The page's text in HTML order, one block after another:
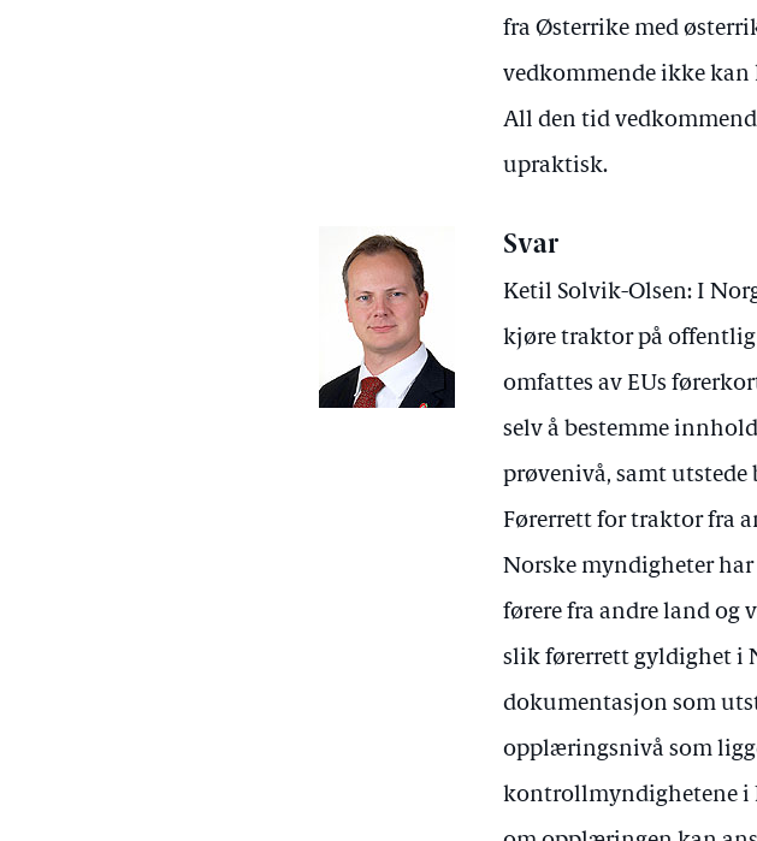
fra Østerrike med
vedkommende ikke
All den tid
upraktisk.
Svar
Ketil Solvik-Olsen: I
kjøre traktor på offentlig
omfattes av EUs
selv å bestemme
prøvenivå, samt utstede
Førerrett for traktor fra
Norske myndigheter
førere fra andre land og
slik førerrett gyldighet i
dokumentasjon som
opplæringsnivå som
kontrollmyndighetene i